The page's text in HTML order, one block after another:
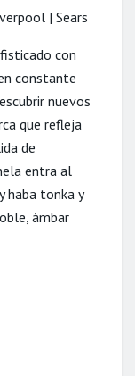
| Sears
con
constante
nuevos
que refleja
de
entra al
haba tonka y
ámbar